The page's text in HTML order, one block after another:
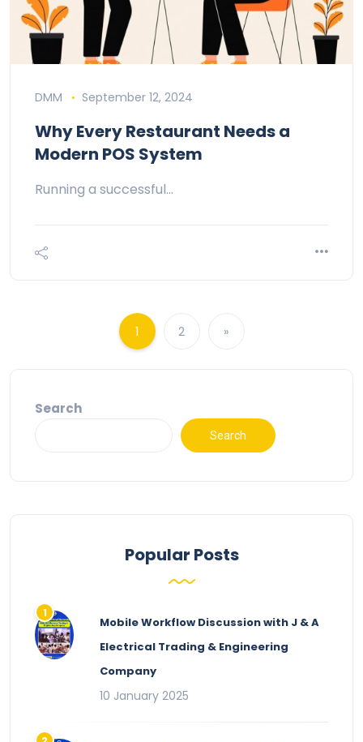
DMM September 12, 2024
Why Every Restaurant Needs a
Modern POS System
Running a successful…
1 2 »
Search
Search
Popular Posts
Mobile Workflow Discussion with J & A
Electrical Trading & Engineering
Company
10 January 2025